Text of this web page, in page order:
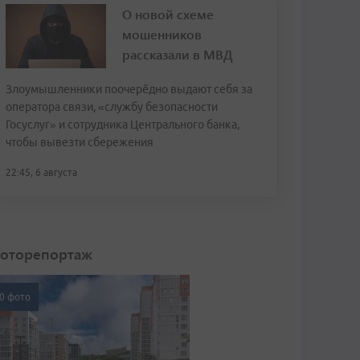
О новой схеме
мошенников
рассказали в МВД
Злоумышленники поочерёдно выдают себя за
оператора связи, «службу безопасности
Госуслуг» и сотрудника Центрального банка,
чтобы вывезти сбережения
22:45, 6 августа
фото